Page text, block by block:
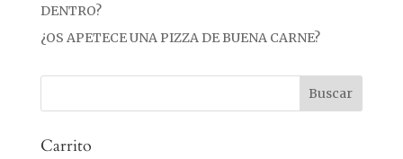
DENTRO?
¿OS APETECE UNA PIZZA DE BUENA CARNE?
Carrito